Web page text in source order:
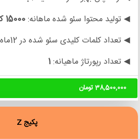
◀ تولید محتوا سئو شده ماهانه:15000 کلمه
◀ تعداد کلمات کلیدی سئو شده در 12ماه:
◀ تعداد رپورتاژ ماهیانه:1
38,500,000 تومان
پکیج Z